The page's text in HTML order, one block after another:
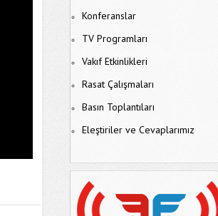
Konferanslar
TV Programları
Vakıf Etkinlikleri
Rasat Çalışmaları
Basın Toplantıları
Eleştiriler ve Cevaplarımız